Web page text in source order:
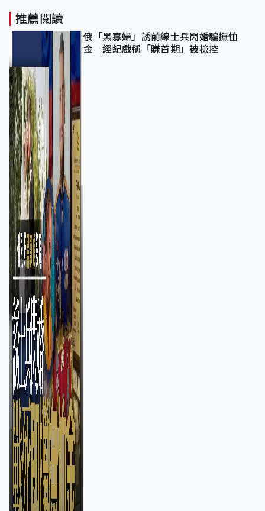
推薦閱讀
俄「黑寡婦」誘前線士兵閃婚騙撫恤
金 經紀戲稱「賺首期」被檢控